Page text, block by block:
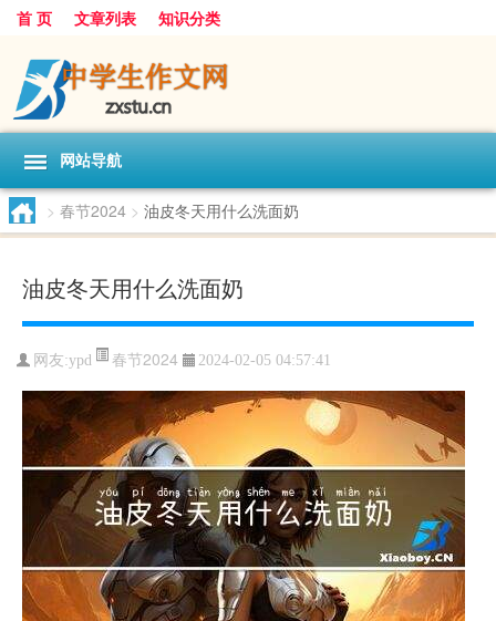
首 页 文章列表 知识分类
网站导航
> 春节2024 > 油皮冬天用什么洗面奶
油皮冬天用什么洗面奶
网友:ypd 春节2024 2024-02-05 04:57:41